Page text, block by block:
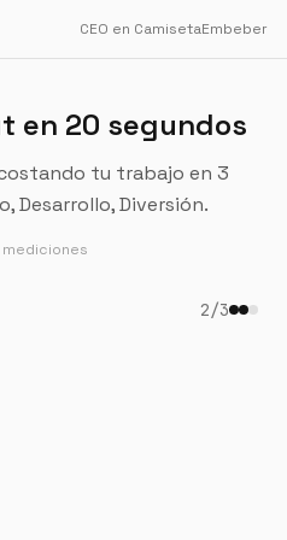
CEO en CamisetaEmbeber
en 20 segundos
tu trabajo en 3
Desarrollo, Diversión.
mediciones
2/3